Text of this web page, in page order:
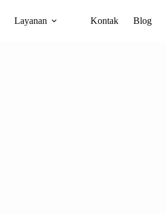
Layanan Kontak Blog